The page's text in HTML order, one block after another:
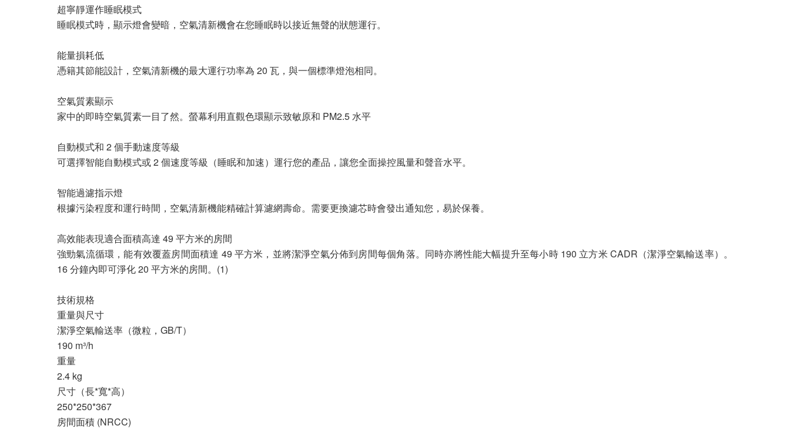
超寧靜運作睡眠模式
睡眠模式時，顯示燈會變暗，空氣清新機會在您睡眠時以接近無聲的狀態運行。
能量損耗低
憑籍其節能設計，空氣清新機的最大運行功率為 20 瓦，與一個標準燈泡相同。
空氣質素顯示
家中的即時空氣質素一目了然。螢幕利用直觀色環顯示致敏原和 PM2.5 水平
自動模式和 2 個手動速度等級
可選擇智能自動模式或 2 個速度等級（睡眠和加速）運行您的產品，讓您全面操控風量和聲音水平。
智能過濾指示燈
根據污染程度和運行時間，空氣清新機能精確計算濾網壽命。需要更換濾芯時會發出通知您，易於保養。
高效能表現適合面積高達 49 平方米的房間
強勁氣流循環，能有效覆蓋房間面積達 49 平方米，並將潔淨空氣分佈到房間每個角落。同時亦將性能大幅提升至每小時 190 立方米 CADR（潔淨空氣輸送率）。
16 分鐘內即可淨化 20 平方米的房間。(1)
技術規格
重量與尺寸
潔淨空氣輸送率（微粒，GB/T）
190 m³/h
重量
2.4 kg
尺寸（長*寬*高）
250*250*367
房間面積 (NRCC)